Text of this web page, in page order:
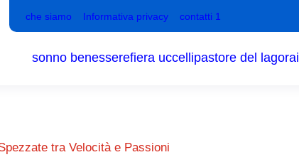
che siamo Informativa privacy contatti 1
sonno benesserefiera uccellipastore del lagorai
tra Velocità e Passioni